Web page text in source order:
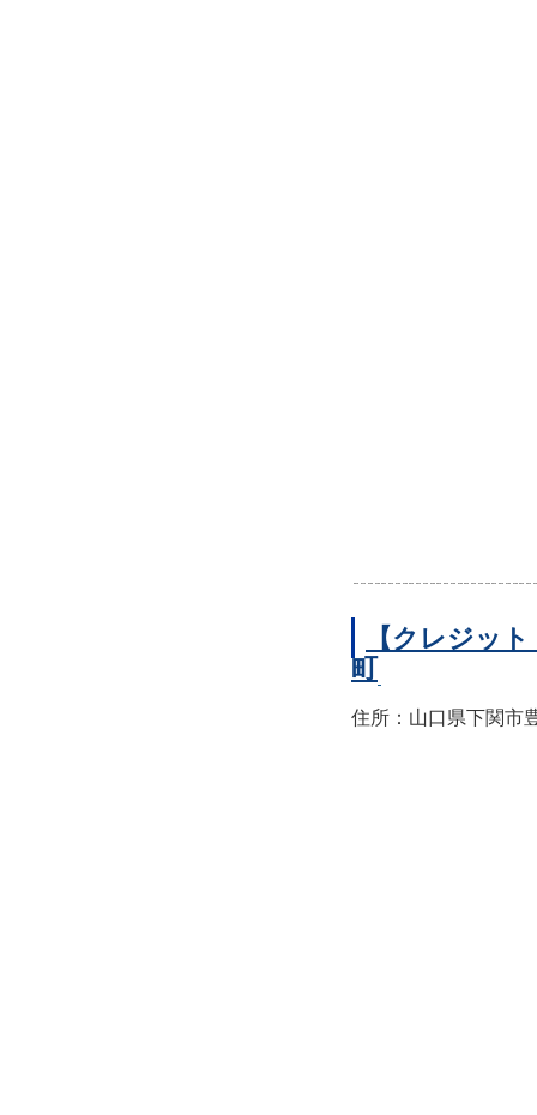
【クレジッ
町
住所：山口県下関市